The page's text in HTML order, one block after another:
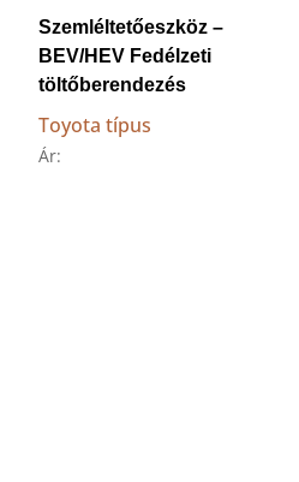
Szemléltetőeszköz –
BEV/HEV Fedélzeti
töltőberendezés
Toyota típus
Ár: